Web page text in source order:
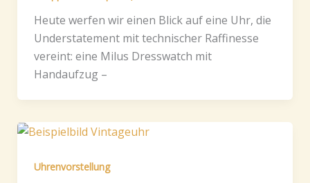
Heute werfen wir einen Blick auf eine Uhr, die
Understatement mit technischer Raffinesse
vereint: eine Milus Dresswatch mit
Handaufzug –
Uhrenvorstellung